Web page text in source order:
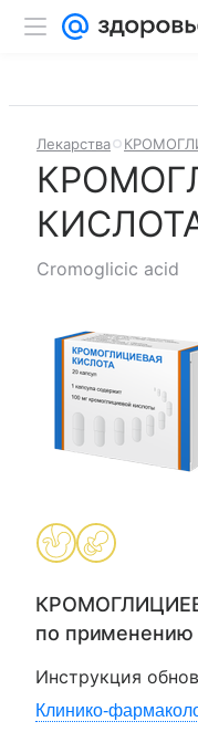
Лекарства
Cromoglicic acid
по применению
Инструкция
Клинико-